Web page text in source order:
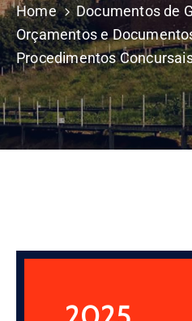
Home
Documentos de
Orçamentos e
Procedimentos